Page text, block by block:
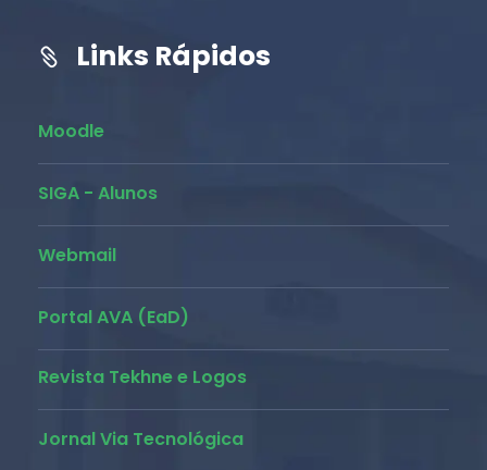
Links Rápidos
Moodle
SIGA - Alunos
Webmail
Portal AVA (EaD)
Revista Tekhne e Logos
Jornal Via Tecnológica